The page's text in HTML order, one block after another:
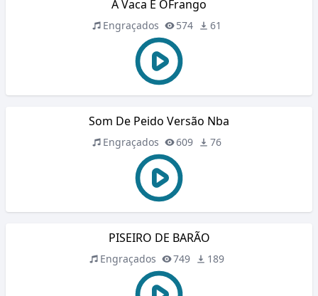
A Vaca E OFrango
Engraçados 574 61
Som De Peido Versão Nba
Engraçados 609 76
PISEIRO DE BARÃO
Engraçados 749 189